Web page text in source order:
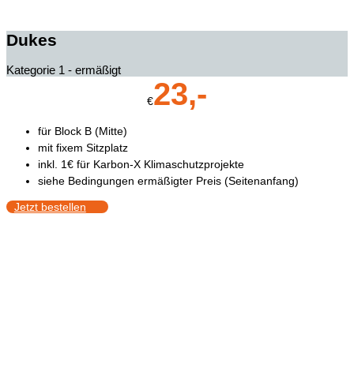
Dukes
Kategorie 1 - ermäßigt
€23,-
für Block B (Mitte)
mit fixem Sitzplatz
inkl. 1€ für Karbon-X Klimaschutzprojekte
siehe Bedingungen ermäßigter Preis (Seitenanfang)
Jetzt bestellen